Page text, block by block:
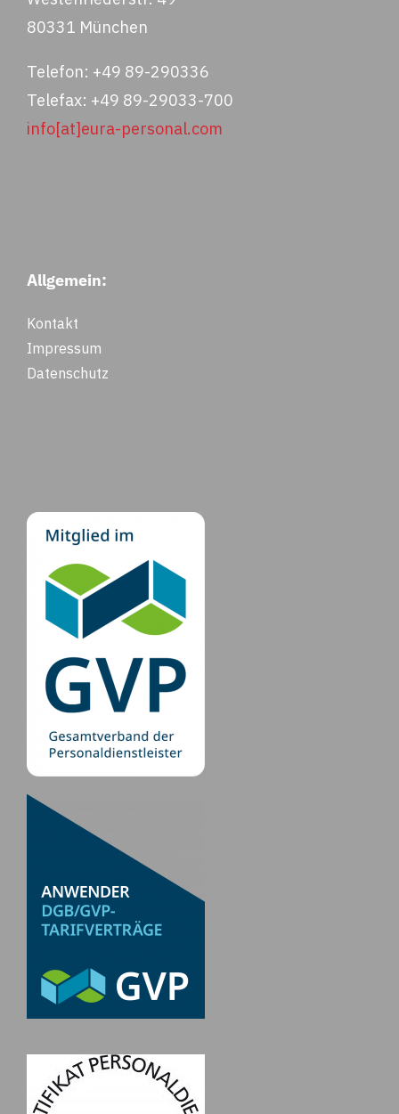
80331 München
Telefon: +49 89-290336
Telefax: +49 89-29033-700
info[at]eura-personal.com
Allgemein:
Kontakt
Impressum
Datenschutz